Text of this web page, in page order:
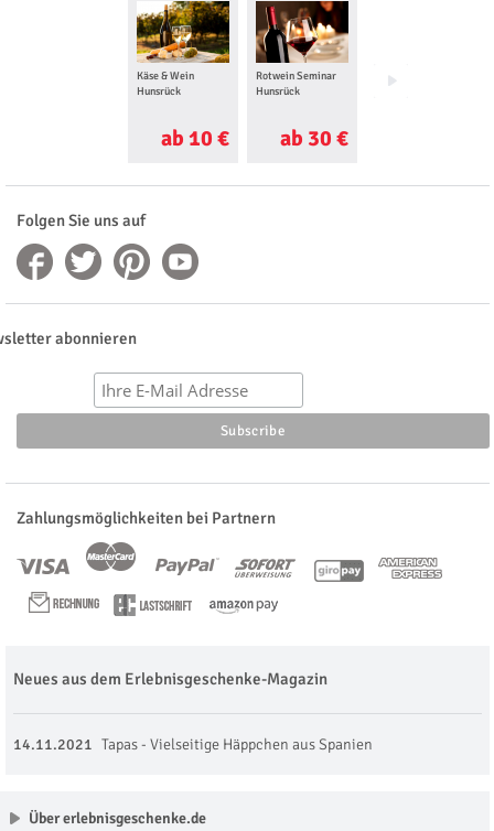
Käse & Wein
Hunsrück
ab 10 €
Rotwein Seminar
Hunsrück
ab 30 €
Wein Seminar
Folgen Sie uns auf
abonnieren
Zahlungsmöglichkeiten bei Partnern
Neues aus dem Erlebnisgeschenke-Magazin
14.11.2021 Tapas - Vielseitige Häppchen aus Spanien
Über erlebnisgeschenke.de